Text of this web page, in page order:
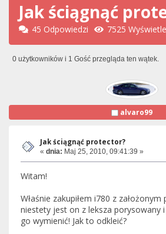
Jak ściągnąć
45 Odpowiedzi 7525
0 użytkowników i 1 Gość przegląda ten wątek.
alvaro99
Jak ściągnąć protector?
« dnia: Maj 25, 2010, 09:41:39 »
Witam!
Właśnie zakupiłem i780 z
niestety jest on z leksza porysowany i
go wymienić! Jak to odkleić?